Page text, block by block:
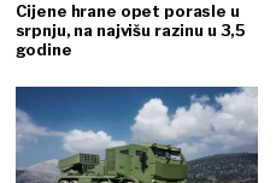
Cijene hrane opet porasle u
srpnju, na najvišu razinu u 3,5
godine